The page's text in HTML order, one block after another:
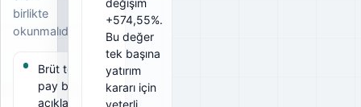
birlikte
okunmalıdır.
Brüt temettü
pay başına
açıklanan
+574,55%.
Bu değer
tek başına
yatırım
kararı için
yeterli